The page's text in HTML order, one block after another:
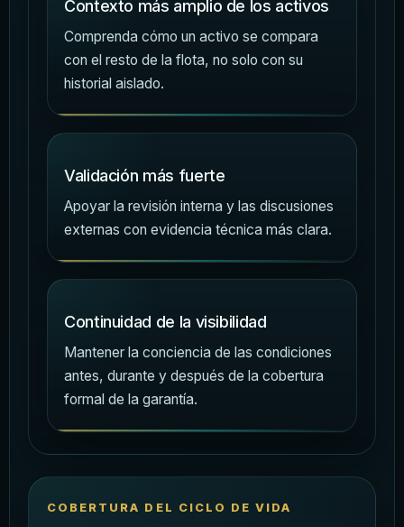
Contexto más amplio de los activos
Comprenda cómo un activo se compara
con el resto de la flota, no solo con su
historial aislado.
Validación más fuerte
Apoyar la revisión interna y las discusiones
externas con evidencia técnica más clara.
Continuidad de la visibilidad
Mantener la conciencia de las condiciones
antes, durante y después de la cobertura
formal de la garantía.
COBERTURA DEL CICLO DE VIDA